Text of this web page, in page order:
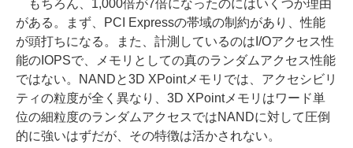
もちろん、1,000倍が7倍になったのにはいくつか理由
がある。まず、PCI Expressの帯域の制約があり、性能
が頭打ちになる。また、計測しているのはI/Oアクセス性
能のIOPSで、メモリとしての真のランダムアクセス性能
ではない。NANDと3D XPointメモリでは、アクセシビリ
ティの粒度が全く異なり、3D XPointメモリはワード単
位の細粒度のランダムアクセスではNANDに対して圧倒
的に強いはずだが、その特徴は活かされない。